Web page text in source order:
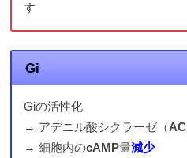
す
Gi
Giの活性化
→ アデニル酸シクラーゼ（AC
→ 細胞内のcAMP量減少